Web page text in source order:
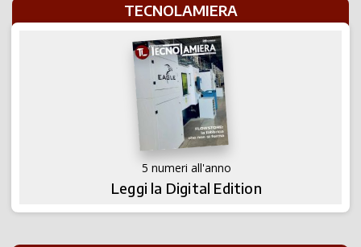
TECNOLAMIERA
5 numeri all'anno
Leggi la Digital Edition